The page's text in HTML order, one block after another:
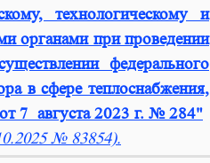
технологическому и
органами при проведении
федерального
в сфере теплоснабжения,
7 августа 2023 г. № 284"
№ 83854).